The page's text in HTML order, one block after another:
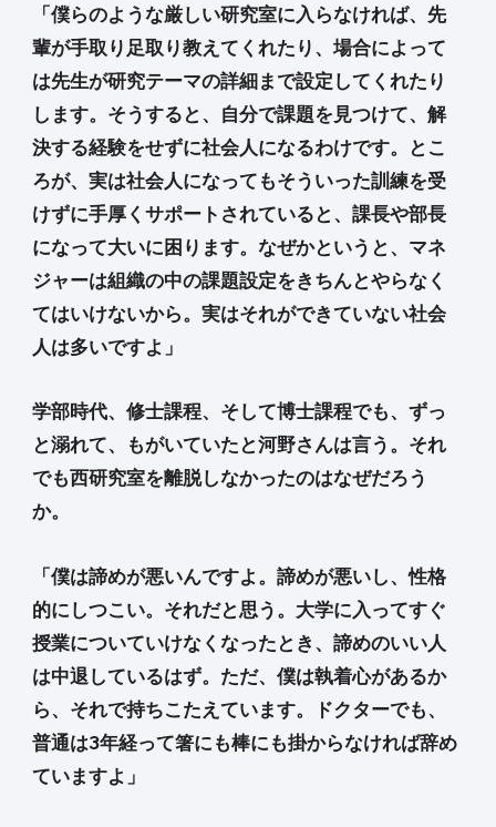
「僕らのような厳しい研究室に入らなければ、先
輩が手取り足取り教えてくれたり、場合によって
は先生が研究テーマの詳細まで設定してくれたり
します。そうすると、自分で課題を見つけて、解
決する経験をせずに社会人になるわけです。とこ
ろが、実は社会人になってもそういった訓練を受
けずに手厚くサポートされていると、課長や部長
になって大いに困ります。なぜかというと、マネ
ジャーは組織の中の課題設定をきちんとやらなく
てはいけないから。実はそれができていない社会
人は多いですよ」
学部時代、修士課程、そして博士課程でも、ずっ
と溺れて、もがいていたと河野さんは言う。それ
でも西研究室を離脱しなかったのはなぜだろう
か。
「僕は諦めが悪いんですよ。諦めが悪いし、性格
的にしつこい。それだと思う。大学に入ってすぐ
授業についていけなくなったとき、諦めのいい人
は中退しているはず。ただ、僕は執着心があるか
ら、それで持ちこたえています。ドクターでも、
普通は3年経って箸にも棒にも掛からなければ辞め
ていますよ」